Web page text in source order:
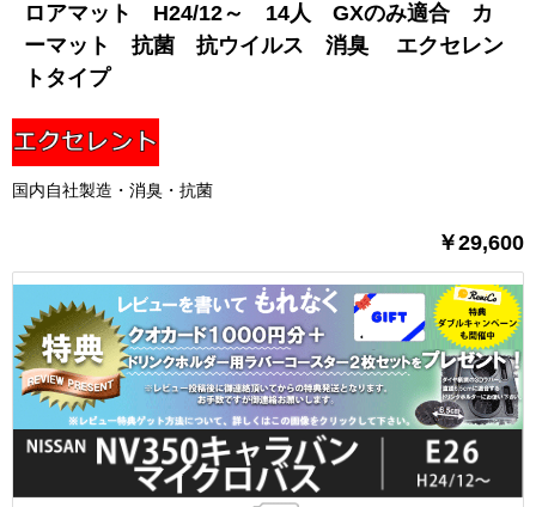
ロアマット H24/12～ 14人 GXのみ適合 カ
ーマット 抗菌 抗ウイルス 消臭 エクセレン
トタイプ
国内自社製造・消臭・抗菌
￥29,600